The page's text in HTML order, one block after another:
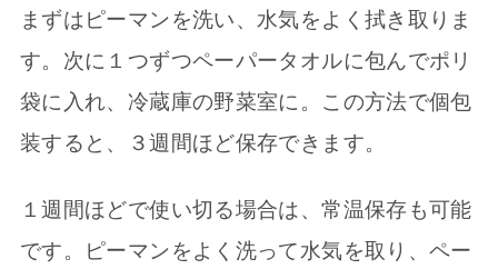
まずはピーマンを洗い、水気をよく拭き取りま
す。次に１つずつペーパータオルに包んでポリ
袋に入れ、冷蔵庫の野菜室に。この方法で個包
装すると、３週間ほど保存できます。
１週間ほどで使い切る場合は、常温保存も可能
です。ピーマンをよく洗って水気を取り、ペー